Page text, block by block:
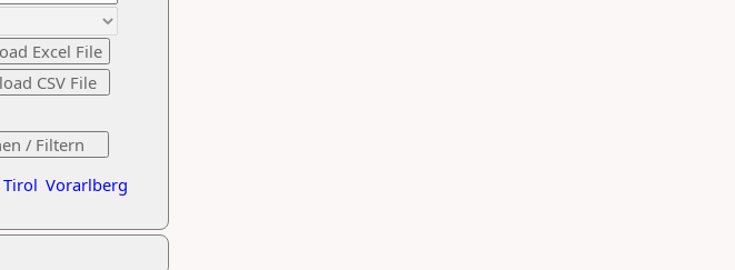
Tirol Vorarlberg